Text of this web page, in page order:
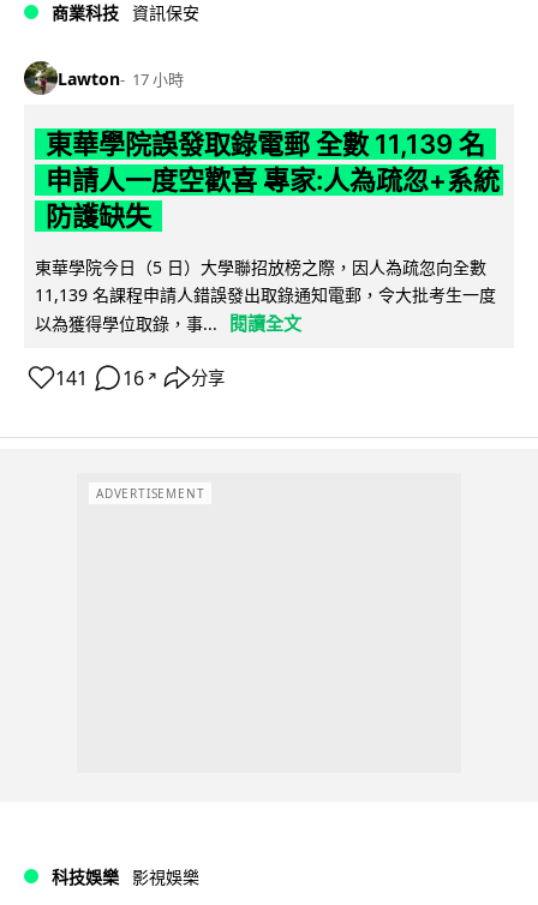
商業科技 資訊保安
Lawton 17 小時
東華學院誤發取錄電郵 全數 11,139 名
申請人一度空歡喜 專家:人為疏忽+系統
防護缺失
東華學院今日（5 日）大學聯招放榜之際，因人為疏忽向全數
11,139 名課程申請人錯誤發出取錄通知電郵，令大批考生一度
以為獲得學位取錄，事...
閱讀全文
141 16 ↗ 分享
ADVERTISEMENT
科技娛樂 影視娛樂